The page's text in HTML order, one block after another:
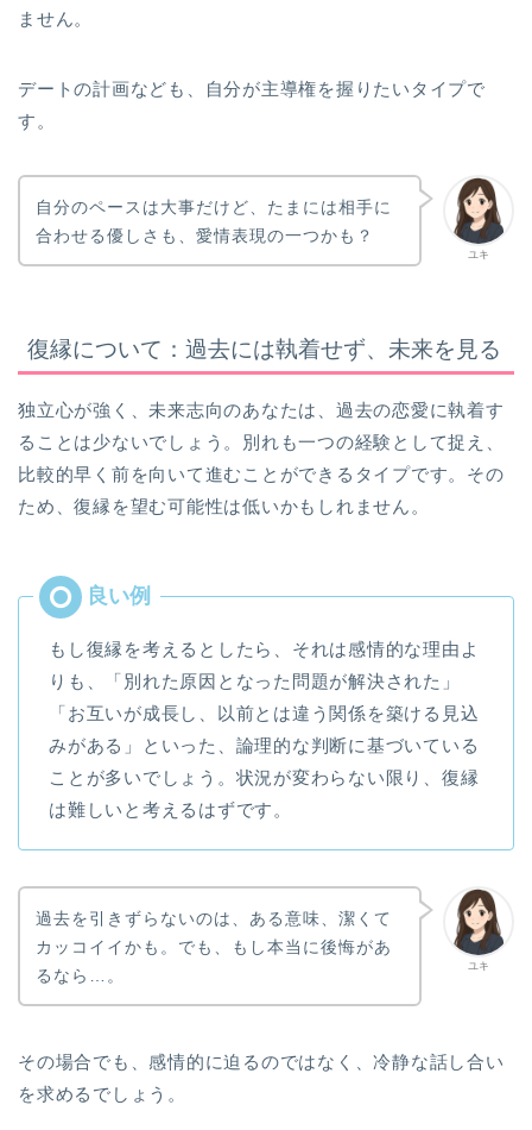
ません。
デートの計画なども、自分が主導権を握りたいタイプで
す。
ユキ
自分のペースは大事だけど、たまには相手に
合わせる優しさも、愛情表現の一つかも？
復縁について：過去には執着せず、未来を見る
独立心が強く、未来志向のあなたは、過去の恋愛に執着す
ることは少ないでしょう。別れも一つの経験として捉え、
比較的早く前を向いて進むことができるタイプです。その
ため、復縁を望む可能性は低いかもしれません。
もし復縁を考えるとしたら、それは感情的な理由よ
りも、「別れた原因となった問題が解決された」
「お互いが成長し、以前とは違う関係を築ける見込
みがある」といった、論理的な判断に基づいている
ことが多いでしょう。状況が変わらない限り、復縁
は難しいと考えるはずです。
ユキ
過去を引きずらないのは、ある意味、潔くて
カッコイイかも。でも、もし本当に後悔があ
るなら…。
その場合でも、感情的に迫るのではなく、冷静な話し合い
を求めるでしょう。